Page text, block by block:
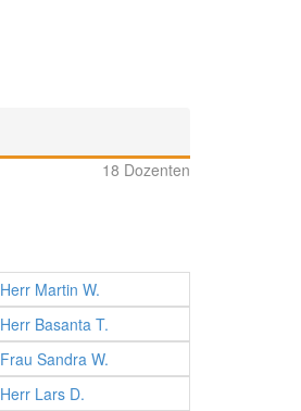
18 Dozenten
Herr Martin W.
Herr Basanta T.
Frau Sandra W.
Herr Lars D.